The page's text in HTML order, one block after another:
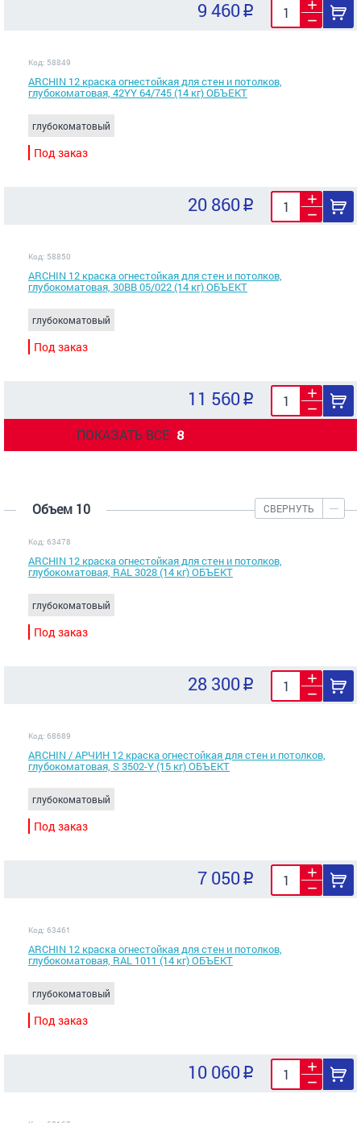
9 460
Код: 58849
ARCHIN 12 краска огнестойкая для стен и потолков,
глубокоматовая, 42YY 64/745 (14 кг) ОБЪЕКТ
глубокоматовый
Под заказ
20 860
Код: 58850
ARCHIN 12 краска огнестойкая для стен и потолков,
глубокоматовая, 30BB 05/022 (14 кг) ОБЪЕКТ
глубокоматовый
Под заказ
11 560
ПОКАЗАТЬ ВСЕ 8
Объем 10 СВЕРНУТЬ
Код: 63478
ARCHIN 12 краска огнестойкая для стен и потолков,
глубокоматовая, RAL 3028 (14 кг) ОБЪЕКТ
глубокоматовый
Под заказ
28 300
Код: 68689
ARCHIN / АРЧИН 12 краска огнестойкая для стен и потолков,
глубокоматовая, S 3502-Y (15 кг) ОБЪЕКТ
глубокоматовый
Под заказ
7 050
Код: 63461
ARCHIN 12 краска огнестойкая для стен и потолков,
глубокоматовая, RAL 1011 (14 кг) ОБЪЕКТ
глубокоматовый
Под заказ
10 060